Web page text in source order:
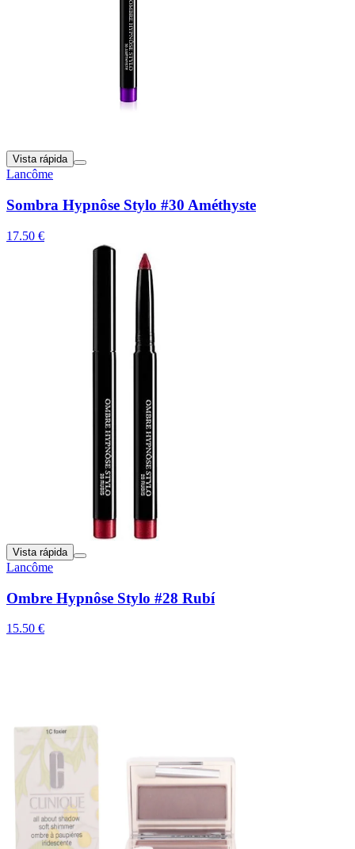
Vista rápida
Lancôme
Sombra Hypnôse Stylo #30 Améthyste
17.50 €
Vista rápida
Lancôme
Ombre Hypnôse Stylo #28 Rubí
15.50 €